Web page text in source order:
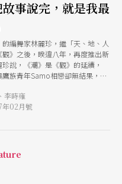
穿衣，在靜默中放下自己，與呼
，這就是一種演出儀式。從內在
發散能量，因而憾動人心。 睽
《潮》是《觀》的續篇，源頭來自
這麼多年過去了，白鳥和Samo
裡面，有時半夜我會醒過來，想到
了延續他們的故事，林麗珍重拾
踏上追尋圓滿的道路。或可說，
事說完，就是我最
的編舞家林麗珍，繼「天、地、人
觀》之後，暌違八年，再度推出新
說，《潮》是《觀》的延續，
鷹族青年Samo相戀卻無結果，多
該做的事情，完成之後，這應該
品。」
李時雍
02月號